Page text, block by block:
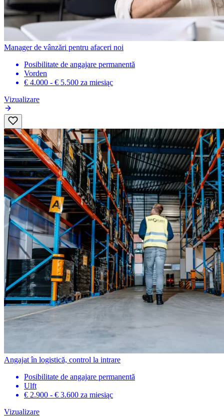
Manager de vânzări pentru afaceri noi
Posibilitate de angajare permanentă
Vorden
€ 4.000 - € 5.500 za miesiąc
Vizualizare
Angajat în logistică, control la intrare
Posibilitate de angajare permanentă
Ulft
€ 2.900 - € 3.600 za miesiąc
Vizualizare